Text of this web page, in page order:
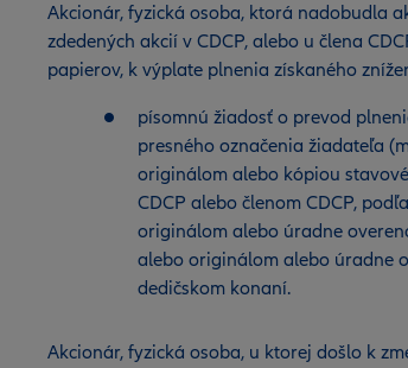
Akcionár, fyzická osoba, ktorá nadobudla
zdedených akcií v CDCP, alebo u člena
papierov, k výplate plnenia získaného
písomnú žiadosť o prevod
presného označenia žiadateľa
originálom alebo kópiou
CDCP alebo členom CDCP,
originálom alebo úradne
alebo originálom alebo úradne
dedičskom konaní.
Akcionár, fyzická osoba, u ktorej došlo k